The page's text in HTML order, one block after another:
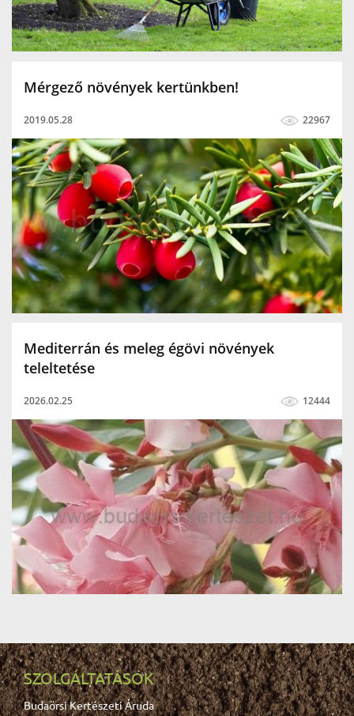
Mérgező növények kertünkben!
2019.05.28 22967
Mediterrán és meleg égövi növények
teleltetése
2026.02.25 12444
SZOLGÁLTATÁSOK
Budaörsi Kertészeti Áruda